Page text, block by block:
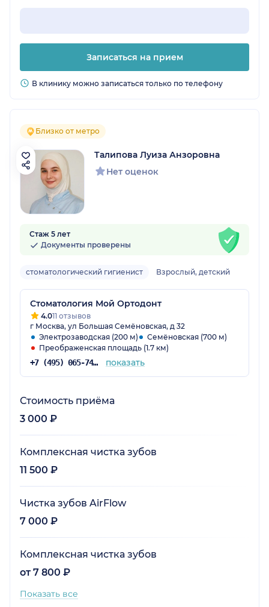
Записаться на прием
В клинику можно записаться только по телефону
Близко от метро
Талипова Луиза Анзоровна
Нет оценок
Стаж 5 лет
Документы проверены
стоматологический гигиенист Взрослый, детский
Стоматология Мой Ортодонт
4.011 отзывов
г Москва, ул Большая Семёновская, д 32
Электрозаводская (200 м)
Семёновская (700 м)
Преображенская площадь (1.7 км)
+7 (495) 065-74-94 показать
Стоимость приёма
3 000 ₽
Комплексная чистка зубов
11 500 ₽
Чистка зубов AirFlow
7 000 ₽
Комплексная чистка зубов
от 7 800 ₽
Показать все